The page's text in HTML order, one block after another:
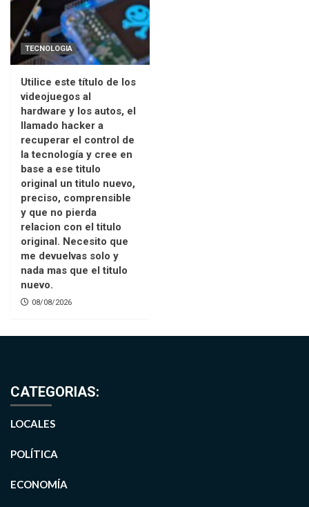
TECNOLOGIA
Utilice este título de los
videojuegos al
hardware y los autos, el
llamado hacker a
recuperar el control de
la tecnología y cree en
base a ese titulo
original un titulo nuevo,
preciso, comprensible
y que no pierda
relacion con el titulo
original. Necesito que
me devuelvas solo y
nada mas que el titulo
nuevo.
08/08/2026
CATEGORIAS:
LOCALES
POLÍTICA
ECONOMÍA